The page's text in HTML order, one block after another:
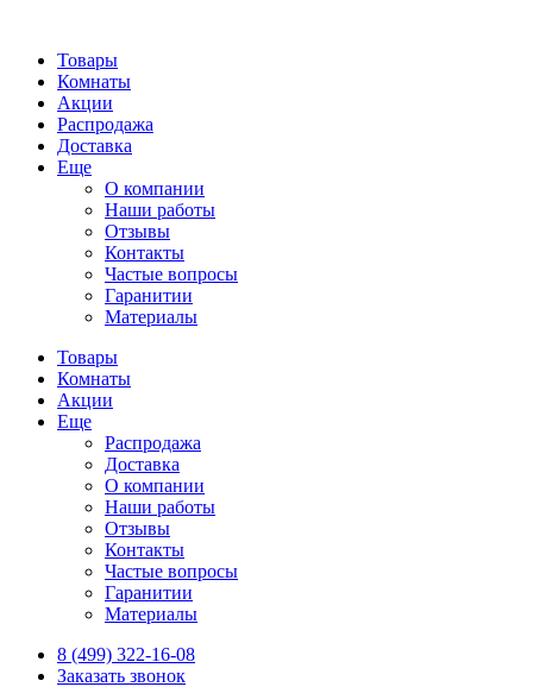
Товары
Комнаты
Акции
Распродажа
Доставка
Еще
О компании
Наши работы
Отзывы
Контакты
Частые вопросы
Гаранитии
Материалы
Товары
Комнаты
Акции
Еще
Распродажа
Доставка
О компании
Наши работы
Отзывы
Контакты
Частые вопросы
Гаранитии
Материалы
8 (499) 322-16-08
Заказать звонок